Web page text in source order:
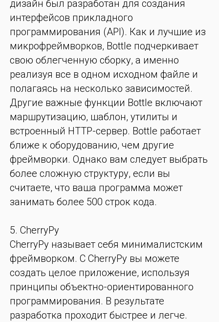
дизайн был разработан для создания
интерфейсов прикладного
программирования (API). Как и лучшие из
микрофреймворков, Bottle подчеркивает
свою облегченную сборку, а именно
реализуя все в одном исходном файле и
полагаясь на несколько зависимостей.
Другие важные функции Bottle включают
маршрутизацию, шаблон, утилиты и
встроенный HTTP-сервер. Bottle работает
ближе к оборудованию, чем другие
фреймворки. Однако вам следует выбрать
более сложную структуру, если вы
считаете, что ваша программа может
занимать более 500 строк кода.
5. CherryPy
CherryPy называет себя минималистским
фреймворком. С CherryPy вы можете
создать целое приложение, используя
принципы объектно-ориентированного
программирования. В результате
разработка проходит быстрее и легче.